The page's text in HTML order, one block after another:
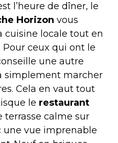
l’heure de dîner, le
Horizon vous
cuisine locale tout en
Pour ceux qui ont le
une autre
simplement marcher
Cela en vaut tout
le restaurant
terrasse calme sur
une vue imprenable